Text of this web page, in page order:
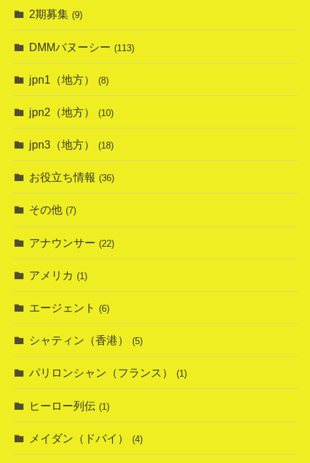
2期募集 (9)
DMMバヌーシー (113)
jpn1（地方） (8)
jpn2（地方） (10)
jpn3（地方） (18)
お役立ち情報 (36)
その他 (7)
アナウンサー (22)
アメリカ (1)
エージェント (6)
シャティン（香港） (5)
パリロンシャン（フランス） (1)
ヒーロー列伝 (1)
メイダン（ドバイ） (4)